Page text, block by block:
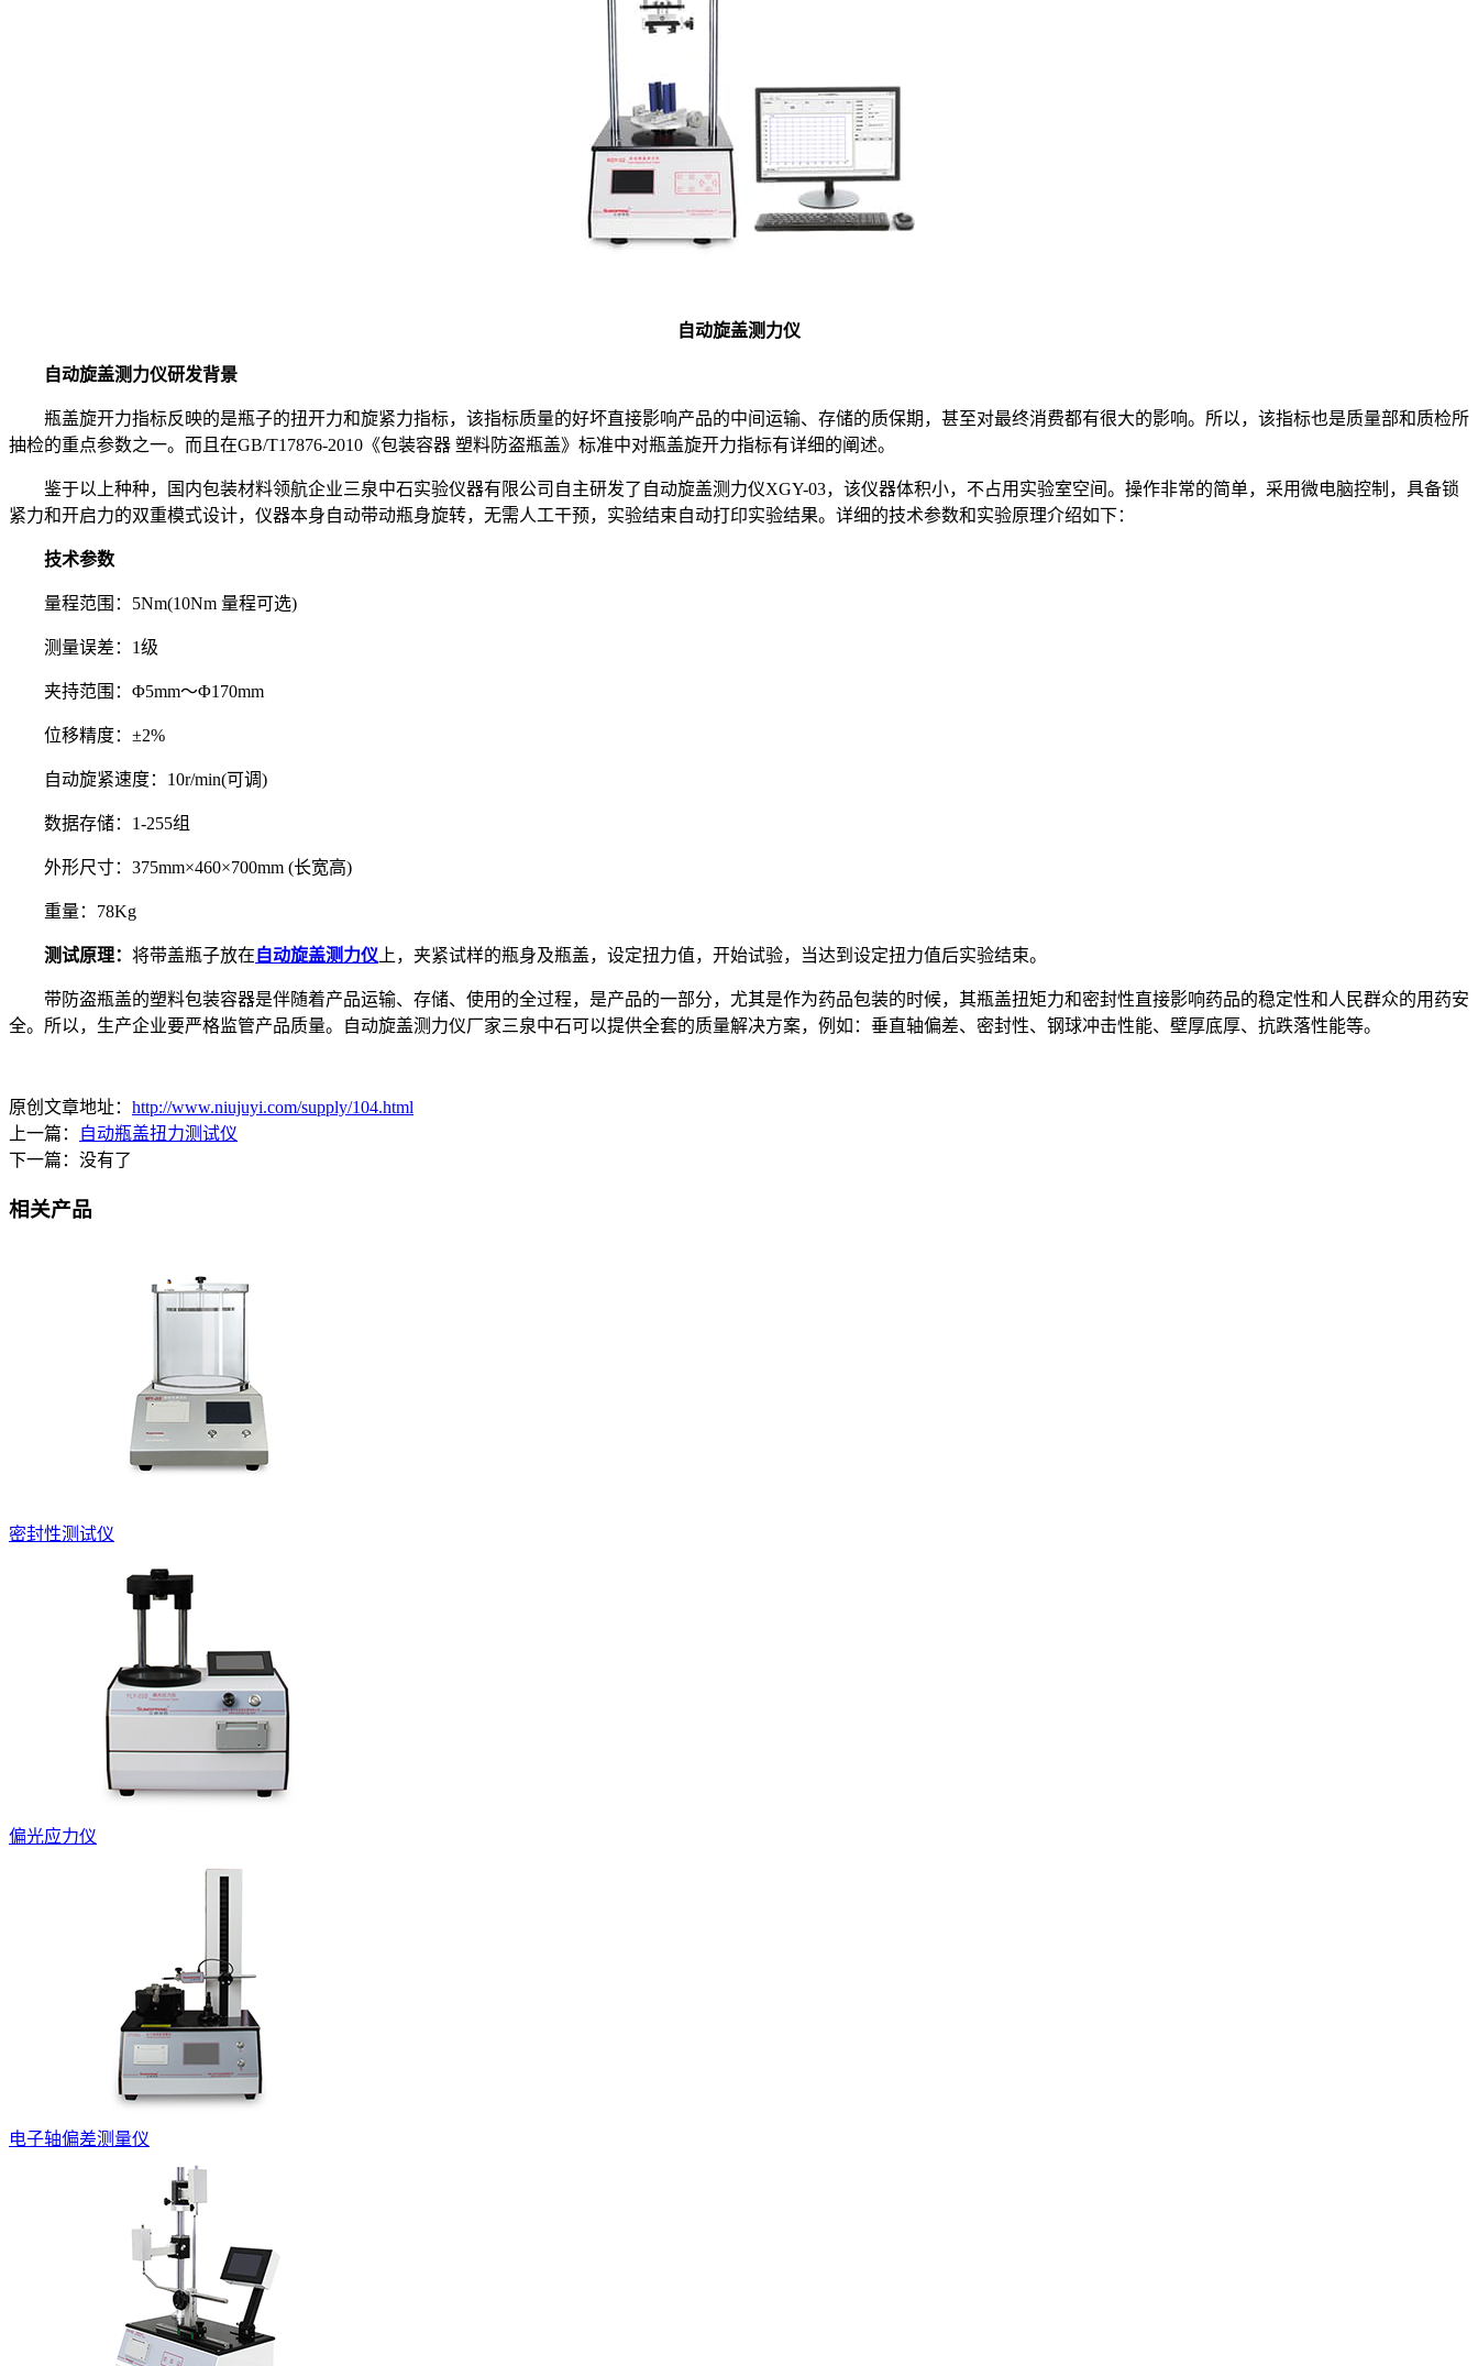
自动旋盖测力仪
自动旋盖测力仪研发背景
瓶盖旋开力指标反映的是瓶子的扭开力和旋紧力指标，该指标质量的好坏直接影响产品的中间运输、存储的质保期，甚至对最终消费都有很大的影响。所以，该指标也是质量部和质检所
抽检的重点参数之一。而且在GB/T17876-2010《包装容器 塑料防盗瓶盖》标准中对瓶盖旋开力指标有详细的阐述。
鉴于以上种种，国内包装材料领航企业三泉中石实验仪器有限公司自主研发了自动旋盖测力仪XGY-03，该仪器体积小，不占用实验室空间。操作非常的简单，采用微电脑控制，具备锁
紧力和开启力的双重模式设计，仪器本身自动带动瓶身旋转，无需人工干预，实验结束自动打印实验结果。详细的技术参数和实验原理介绍如下：
技术参数
量程范围：5Nm(10Nm 量程可选)
测量误差：1级
夹持范围：Φ5mm～Φ170mm
位移精度：±2%
自动旋紧速度：10r/min(可调)
数据存储：1-255组
外形尺寸：375mm×460×700mm (长宽高)
重量：78Kg
测试原理： 将带盖瓶子放在 自动旋盖测力仪 上，夹紧试样的瓶身及瓶盖，设定扭力值，开始试验，当达到设定扭力值后实验结束。
带防盗瓶盖的塑料包装容器是伴随着产品运输、存储、使用的全过程，是产品的一部分，尤其是作为药品包装的时候，其瓶盖扭矩力和密封性直接影响药品的稳定性和人民群众的用药安
全。所以，生产企业要严格监管产品质量。自动旋盖测力仪厂家三泉中石可以提供全套的质量解决方案，例如：垂直轴偏差、密封性、钢球冲击性能、壁厚底厚、抗跌落性能等。
原创文章地址： http://www.niujuyi.com/supply/104.html
上一篇：
自动瓶盖扭力测试仪
下一篇：没有了
相关产品
密封性测试仪
偏光应力仪
电子轴偏差测量仪